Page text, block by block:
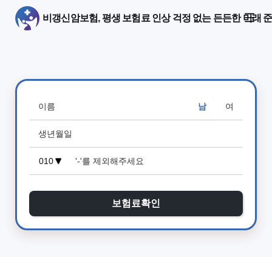
비갱신암보험, 평생 보험료 인상 걱정 없는 든든한 미래
남 여
보험료확인